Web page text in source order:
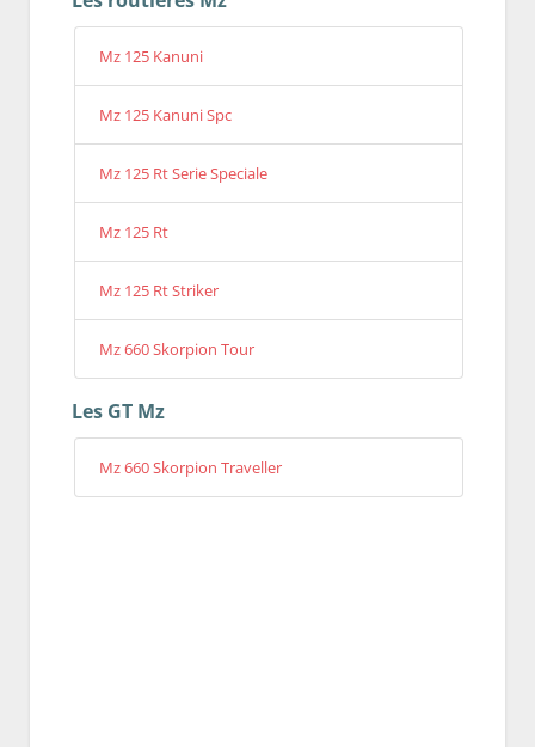
Mz 125 Kanuni
Mz 125 Kanuni Spc
Mz 125 Rt Serie Speciale
Mz 125 Rt
Mz 125 Rt Striker
Mz 660 Skorpion Tour
Les GT Mz
Mz 660 Skorpion Traveller